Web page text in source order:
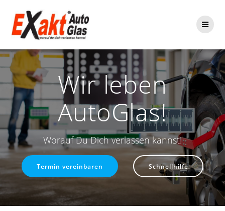
Wir leben
AutoGlas!
Worauf Du Dich verlassen kannst!
Termin vereinbaren Schnellhilfe